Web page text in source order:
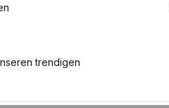
trendigen